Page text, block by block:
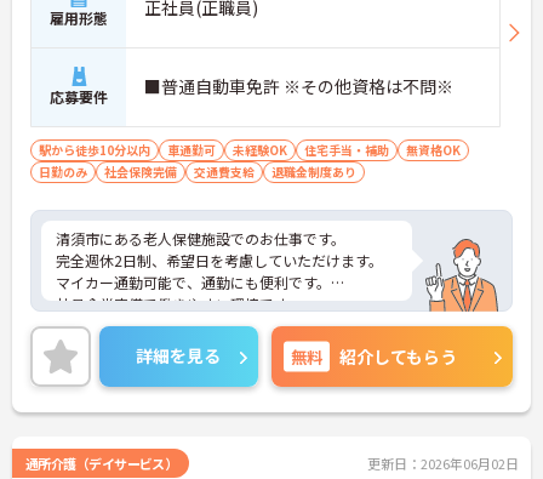
雇用形態 正社員(正職員)
応募要件 ■普通自動車免許 ※その他資格は不問※
駅から徒歩10分以内 車通勤可 未経験OK 住宅手当・補助
無資格OK
日勤のみ
社会保険完備 交通費支給 退職金制度あり
清須市にある老人保健施設でのお仕事です。
完全週休2日制、希望日を考慮していただけます。
マイカー通勤可能で、通勤にも便利です。
社員食堂完備で働きやすい環境です。
資格不問なので、気になられた方はお気軽にご相談
ください。
詳細を見る 無料 紹介してもらう
通所介護（デイサービス） 更新日：2026年06月02日